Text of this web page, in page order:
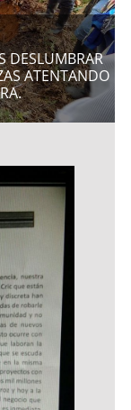
DESLUMBRAR
ATENTANDO